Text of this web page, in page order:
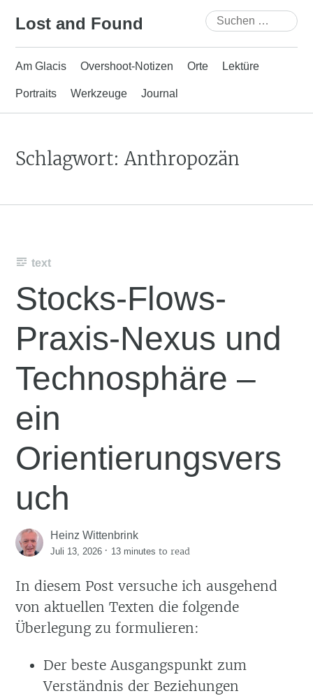
Lost and Found
Suchen
nach:
Am Glacis Overshoot-Notizen Orte Lektüre
Portraits Werkzeuge Journal
Schlagwort:Anthropozän
text
Stocks-Flows-
Praxis-Nexus und
Technosphäre –
ein
Orientierungsvers
uch
Heinz Wittenbrink
Juli 13, 2026 · 13 minutes to read
In diesem Post versuche ich ausgehend
von aktuellen Texten die folgende
Überlegung zu formulieren:
Der beste Ausgangspunkt zum
Verständnis der Beziehungen